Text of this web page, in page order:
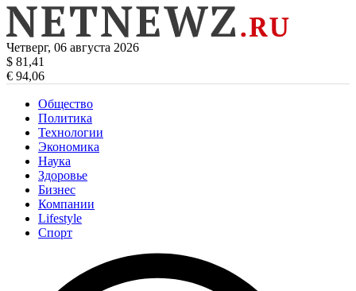
Четверг, 06 августа 2026
$ 81,41
€ 94,06
Общество
Политика
Технологии
Экономика
Наука
Здоровье
Бизнес
Компании
Lifestyle
Спорт